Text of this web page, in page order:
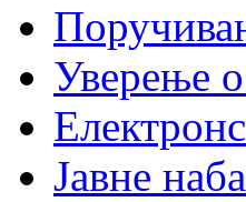
Уверење
Јавне